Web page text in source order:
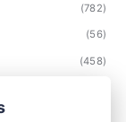
(782)
(56)
(458)